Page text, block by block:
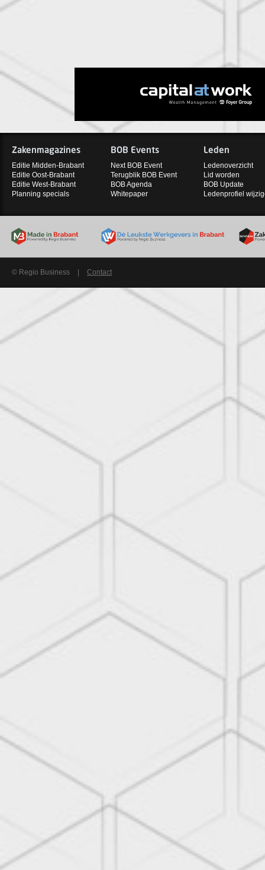
Zakenmagazines
Editie Midden-Brabant
Editie Oost-Brabant
Editie West-Brabant
Planning specials
BOB Events
Next BOB Event
Terugblik BOB Event
BOB Agenda
Whitepaper
Leden
Ledenoverzicht
Lid worden
BOB Update
Ledenprofiel
© Regio Business Contact